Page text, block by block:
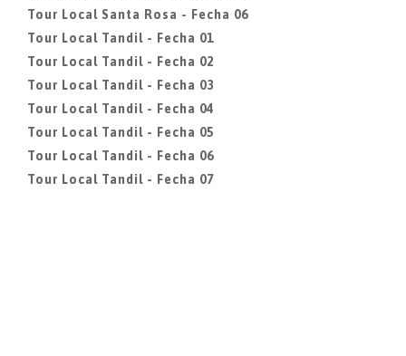
Tour Local Santa Rosa - Fecha 06
Tour Local Tandil - Fecha 01
Tour Local Tandil - Fecha 02
Tour Local Tandil - Fecha 03
Tour Local Tandil - Fecha 04
Tour Local Tandil - Fecha 05
Tour Local Tandil - Fecha 06
Tour Local Tandil - Fecha 07